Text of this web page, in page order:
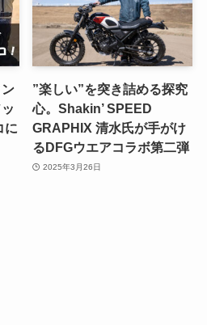
に
”楽しい”を突き詰める探究
心。Shakin’ SPEED
GRAPHIX 清水氏が手がけ
るDFGウエアコラボ第二弾
2025年3月26日